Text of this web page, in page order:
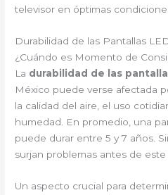
televisor en óptimas
Durabilidad de las Pantallas
¿Cuándo es Momento de
La durabilidad de las
México puede verse afectada
la calidad del aire, el uso
humedad. En promedio, una
puede durar entre 5 y 7 años.
surjan problemas antes de este
Un aspecto crucial para